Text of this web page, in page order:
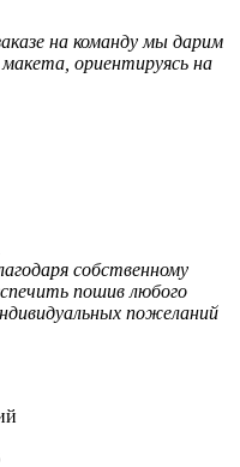
на команду мы дарим
ориентируясь на
собственному
пошив любого
пожеланий